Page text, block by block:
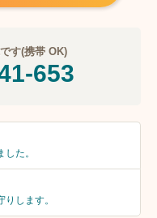
す(携帯 OK)
653
た。
りします。